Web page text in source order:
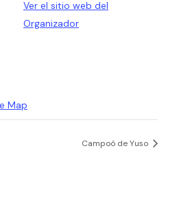
Map
Ver el sitio web del
Organizador
Campoó de Yuso